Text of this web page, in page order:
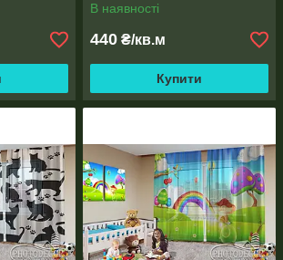
В наявності
440 ₴/кв.м
Купити